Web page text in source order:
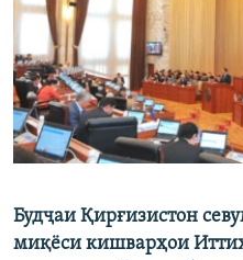
Будҷаи Қирғизистон
миқёси кишварҳои